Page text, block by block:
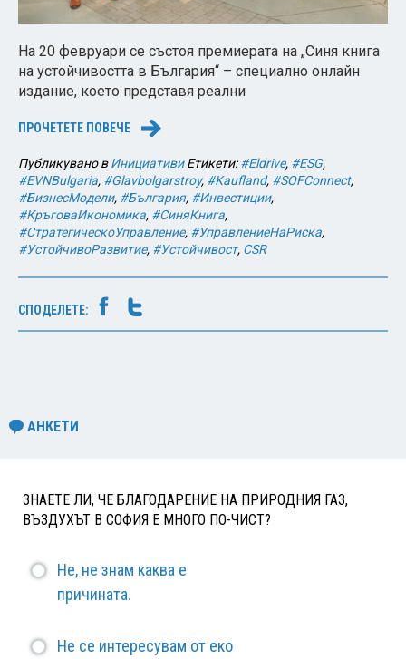
На 20 февруари се състоя премиерата на „Синя книга
на устойчивостта в България“ – специално онлайн
издание, което представя реални
ПРОЧЕТЕТЕ ПОВЕЧЕ →
Публикувано вИнициативи Етикети:#Eldrive, #ESG,
#EVNBulgaria, #Glavbolgarstroy, #Kaufland, #SOFConnect,
#БизнесМодели, #България, #Инвестиции,
#КръговаИкономика, #СиняКнига,
#СтратегическоУправление, #УправлениеНаРиска,
#УстойчивоРазвитие, #Устойчивост, CSR
СПОДЕЛЕТЕ:
АНКЕТИ
ЗНАЕТЕ ЛИ, ЧЕ БЛАГОДАРЕНИЕ НА ПРИРОДНИЯ ГАЗ,
ВЪЗДУХЪТ В СОФИЯ Е МНОГО ПО-ЧИСТ?
Не, не знам каква е
причината.
Не се интересувам от еко